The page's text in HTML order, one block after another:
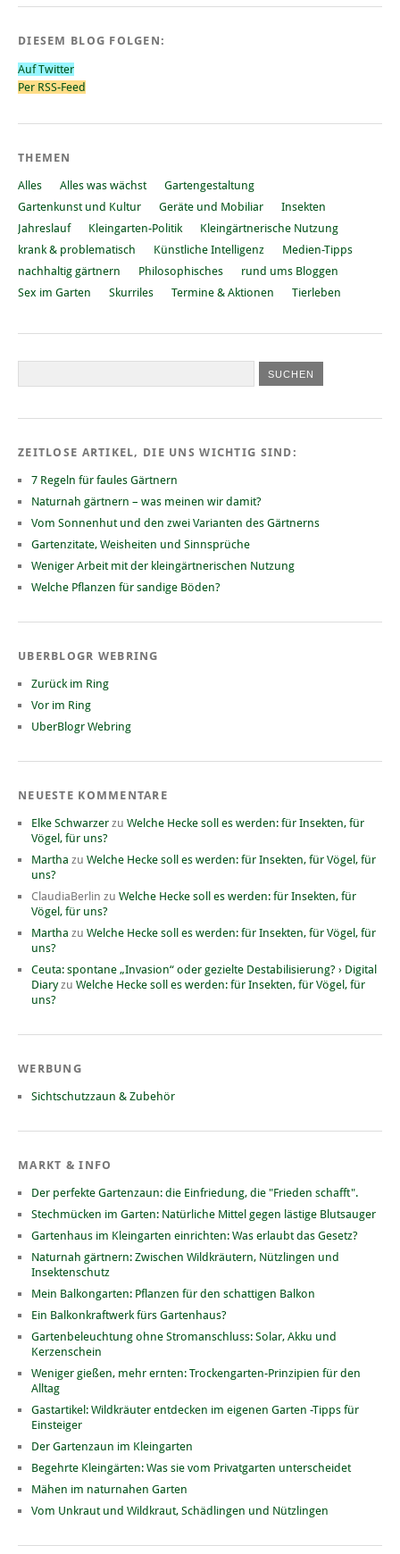
DIESEM BLOG FOLGEN:
Auf Twitter
Per RSS-Feed
THEMEN
Alles Alles was wächst
Gartengestaltung
Gartenkunst und Kultur
Geräte und Mobiliar
Insekten
Jahreslauf
Kleingarten-Politik
Kleingärtnerische Nutzung
krank & problematisch
Künstliche Intelligenz
Medien-Tipps
nachhaltig gärtnern
Philosophisches
rund ums Bloggen
Sex im Garten
Skurriles Termine & Aktionen Tierleben
ZEITLOSE ARTIKEL, DIE UNS WICHTIG SIND:
7 Regeln für faules Gärtnern
Naturnah gärtnern – was meinen wir damit?
Vom Sonnenhut und den zwei Varianten des Gärtnerns
Gartenzitate, Weisheiten und Sinnsprüche
Weniger Arbeit mit der kleingärtnerischen Nutzung
Welche Pflanzen für sandige Böden?
UBERBLOGR WEBRING
Zurück im Ring
Vor im Ring
UberBlogr Webring
NEUESTE KOMMENTARE
Elke Schwarzer zu Welche Hecke soll es werden: für Insekten, für
Vögel, für uns?
Martha zu Welche Hecke soll es werden: für Insekten, für Vögel, für
uns?
ClaudiaBerlin zu Welche Hecke soll es werden: für Insekten, für
Vögel, für uns?
Martha zu Welche Hecke soll es werden: für Insekten, für Vögel, für
uns?
Ceuta: spontane „Invasion“ oder gezielte Destabilisierung? › Digital
Diaryzu Welche Hecke soll es werden: für Insekten, für Vögel, für
uns?
WERBUNG
Sichtschutzzaun & Zubehör
MARKT & INFO
Der perfekte Gartenzaun: die Einfriedung, die "Frieden schafft".
Stechmücken im Garten: Natürliche Mittel gegen lästige Blutsauger
Gartenhaus im Kleingarten einrichten: Was erlaubt das Gesetz?
Naturnah gärtnern: Zwischen Wildkräutern, Nützlingen und
Insektenschutz
Mein Balkongarten: Pflanzen für den schattigen Balkon
Ein Balkonkraftwerk fürs Gartenhaus?
Gartenbeleuchtung ohne Stromanschluss: Solar, Akku und
Kerzenschein
Weniger gießen, mehr ernten: Trockengarten-Prinzipien für den
Alltag
Gastartikel: Wildkräuter entdecken im eigenen Garten -Tipps für
Einsteiger
Der Gartenzaun im Kleingarten
Begehrte Kleingärten: Was sie vom Privatgarten unterscheidet
Mähen im naturnahen Garten
Vom Unkraut und Wildkraut, Schädlingen und Nützlingen